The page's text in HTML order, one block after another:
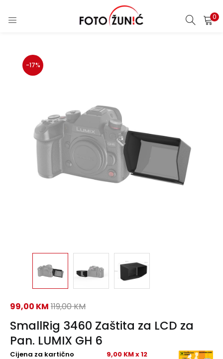
0
-17%
SmallRig 3460 Zaštita za LCD za
Pan. LUMIX GH 6
99,00 KM 119,00KM
Cijena za kartično
9,00 KM x 12